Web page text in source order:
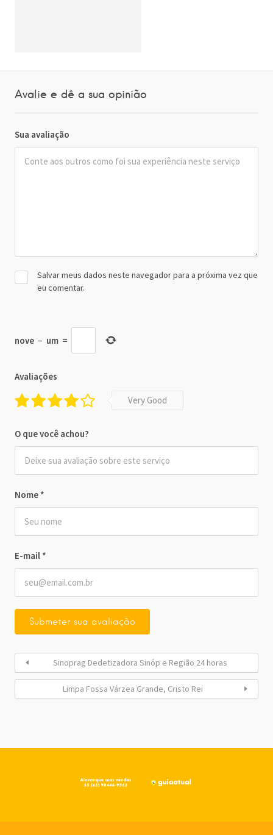
Avalie e dê a sua opinião
Sua avaliação
Nome *
E-mail *
Salvar meus dados neste navegador para a próxima vez que
eu comentar.
nove − um =
Avaliações
Very Good
O que você achou?
Sinoprag Dedetizadora Sinóp e Região 24 horas
Limpa Fossa Várzea Grande, Cristo Rei